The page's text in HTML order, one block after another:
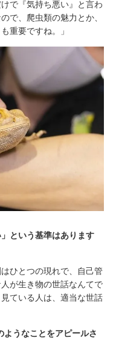
で『気持ち悪い』と言わ
で、爬虫類の魅力とか、
重要ですね。」
という基準はあります
ひとつの現れで、自己管
が生き物の世話なんてで
ている人は、適当な世話
うなことをアピールさ